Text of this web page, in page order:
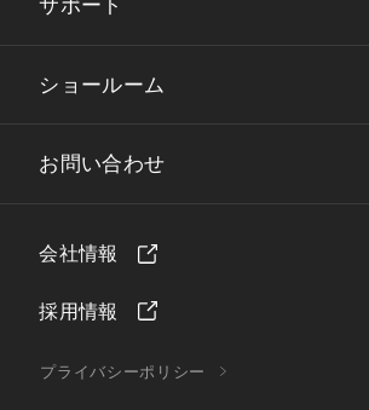
プライバシーポリシー
サポート
ショールーム
お問い合わせ
会社情報
採用情報